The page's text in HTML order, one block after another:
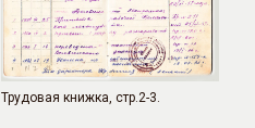
Трудовая книжка, стр.2-3.